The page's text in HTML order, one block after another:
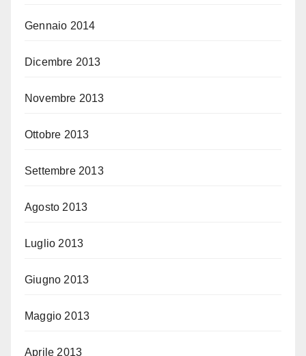
Gennaio 2014
Dicembre 2013
Novembre 2013
Ottobre 2013
Settembre 2013
Agosto 2013
Luglio 2013
Giugno 2013
Maggio 2013
Aprile 2013